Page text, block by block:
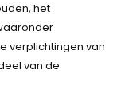
het
verplichtingen van
van de